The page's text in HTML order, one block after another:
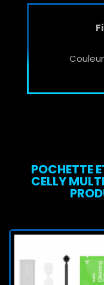
Couleur
POCHETTE
CELLY